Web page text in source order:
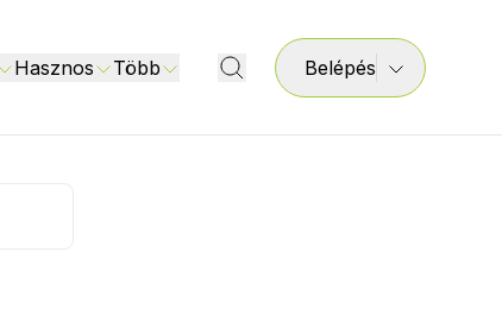
Hasznos Több Belépés